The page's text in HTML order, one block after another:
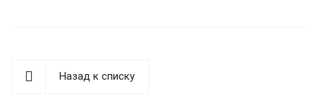
Назад к списку